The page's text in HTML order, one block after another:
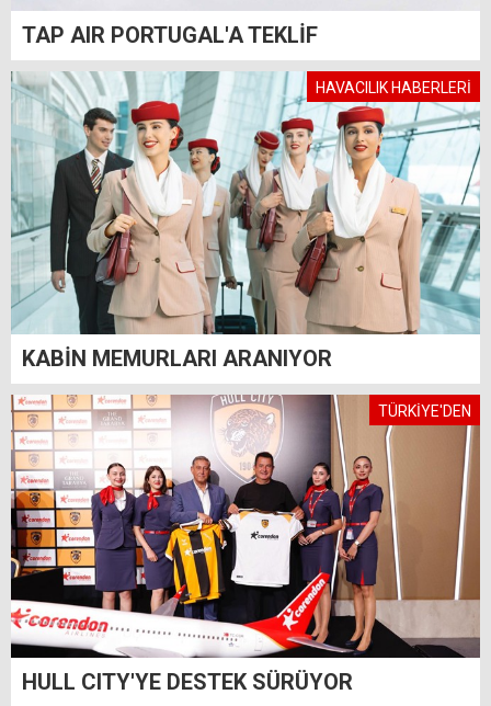
TAP AIR PORTUGAL'A TEKLİF
HAVACILIK HABERLERİ
KABİN MEMURLARI ARANIYOR
TÜRKİYE'DEN
HULL CITY'YE DESTEK SÜRÜYOR